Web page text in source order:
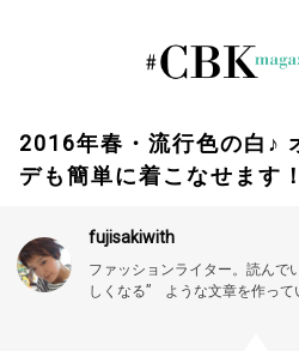
2016年春・流行色の白♪
デも簡単に着こなせます！
fujisakiwith
ファッションライター。読ん
しくなる” ような文章を作って